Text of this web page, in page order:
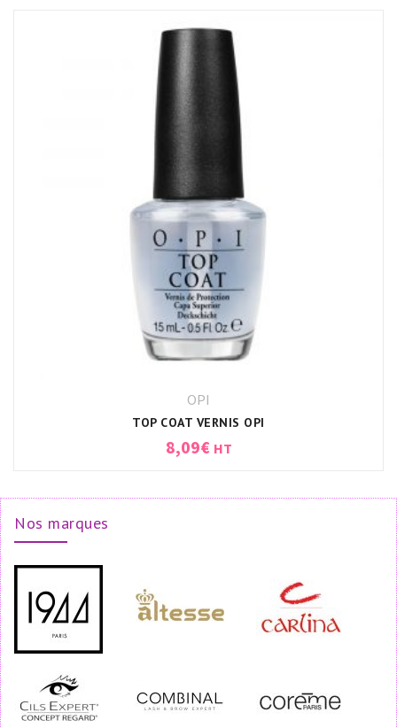
OPI
TOP COAT VERNIS OPI
8,09€ HT
Nos marques